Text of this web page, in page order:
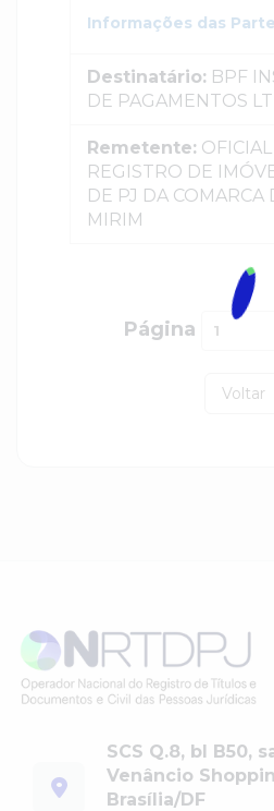
Informações das
Destinatário: BPF
DE PAGAMENTOS
Remetente:
REGISTRO DE
DE PJ DA COMARCA
MIRIM
Página
Voltar
SCS Q.8, bl B50,
Venâncio
Brasília/DF